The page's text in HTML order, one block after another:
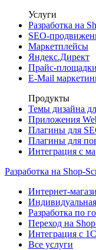
Услуги
Разработка на
SEO-
Маркетплейсы
Яндекс.Директ
Прайс-площадки
E-Mail
Продукты
Темы дизайна
Приложения
Плагины для
Плагины для
Интеграция с
Разработка на Shop-
Интернет-
Индивидуальная
Разработка по
Переход на
Интеграция с
Все услуги